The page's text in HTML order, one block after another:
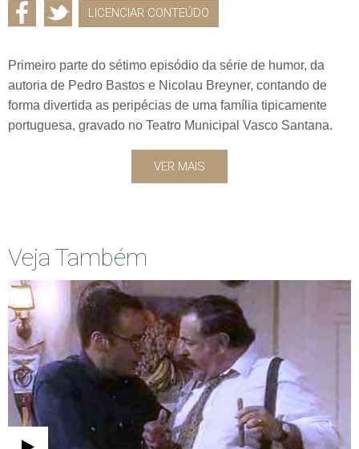
LICENCIAR CONTEÚDO
Primeiro parte do sétimo episódio da série de humor, da
autoria de Pedro Bastos e Nicolau Breyner, contando de
forma divertida as peripécias de uma família tipicamente
portuguesa, gravado no Teatro Municipal Vasco Santana.
VER MAIS
Veja Também